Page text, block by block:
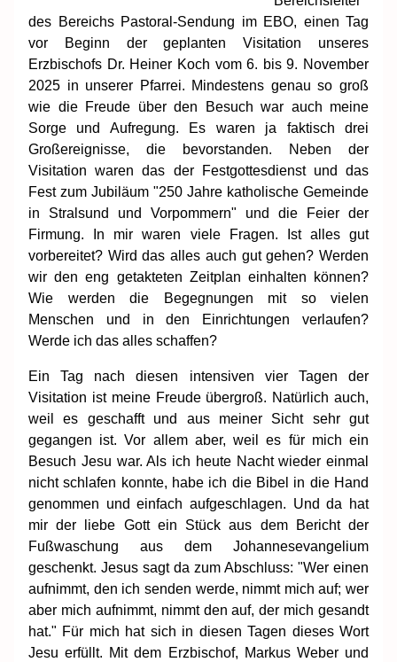
des Bereichs Pastoral-Sendung im EBO, einen Tag
vor Beginn der geplanten Visitation unseres
Erzbischofs Dr. Heiner Koch vom 6. bis 9. November
2025 in unserer Pfarrei. Mindestens genau so groß
wie die Freude über den Besuch war auch meine
Sorge und Aufregung. Es waren ja faktisch drei
Großereignisse, die bevorstanden. Neben der
Visitation waren das der Festgottesdienst und das
Fest zum Jubiläum "250 Jahre katholische Gemeinde
in Stralsund und Vorpommern" und die Feier der
Firmung. In mir waren viele Fragen. Ist alles gut
vorbereitet? Wird das alles auch gut gehen? Werden
wir den eng getakteten Zeitplan einhalten können?
Wie werden die Begegnungen mit so vielen
Menschen und in den Einrichtungen verlaufen?
Werde ich das alles schaffen?
Ein Tag nach diesen intensiven vier Tagen der
Visitation ist meine Freude übergroß. Natürlich auch,
weil es geschafft und aus meiner Sicht sehr gut
gegangen ist. Vor allem aber, weil es für mich ein
Besuch Jesu war. Als ich heute Nacht wieder einmal
nicht schlafen konnte, habe ich die Bibel in die Hand
genommen und einfach aufgeschlagen. Und da hat
mir der liebe Gott ein Stück aus dem Bericht der
Fußwaschung aus dem Johannesevangelium
geschenkt. Jesus sagt da zum Abschluss: "Wer einen
aufnimmt, den ich senden werde, nimmt mich auf; wer
aber mich aufnimmt, nimmt den auf, der mich gesandt
hat." Für mich hat sich in diesen Tagen dieses Wort
Jesu erfüllt. Mit dem Erzbischof, Markus Weber und